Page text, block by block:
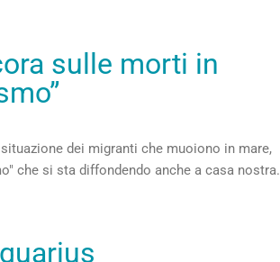
sulle morti in
dei migranti che muoiono in mare,
che si sta diffondendo anche a casa nostra.